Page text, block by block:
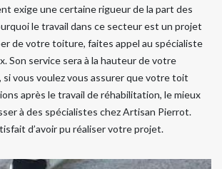
exige une certaine rigueur de la part des
le travail dans ce secteur est un projet
de votre toiture, faites appel au spécialiste
Son service sera à la hauteur de votre
si vous voulez vous assurer que votre toit
après le travail de réhabilitation, le mieux
à des spécialistes chez Artisan Pierrot.
d’avoir pu réaliser votre projet.